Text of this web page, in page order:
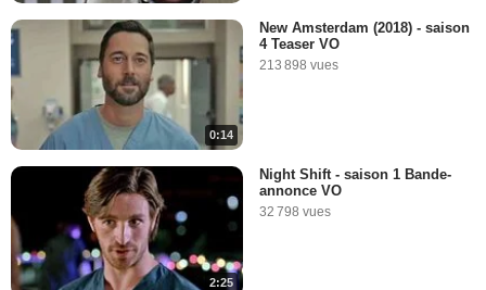
0:14
New Amsterdam (2018) - saison
4 Teaser VO
213 898 vues
2:25
Night Shift - saison 1 Bande-
annonce VO
32 798 vues